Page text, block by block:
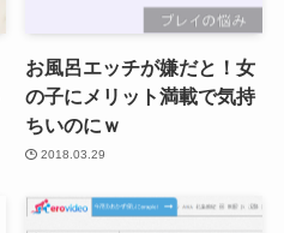
お風呂エッチが嫌だと！女
の子にメリット満載で気持
ちいのにｗ
2018.03.29